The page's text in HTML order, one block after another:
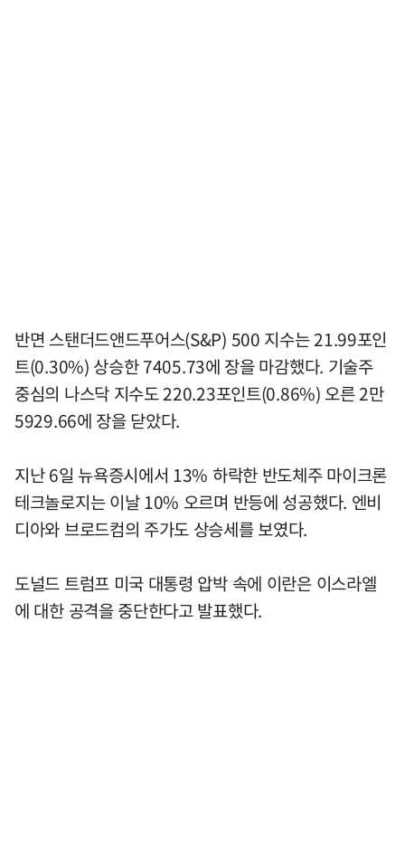
반면 스탠더드앤드푸어스(S&P) 500 지수는 21.99포인
트(0.30%) 상승한 7405.73에 장을 마감했다. 기술주
중심의 나스닥 지수도 220.23포인트(0.86%) 오른 2만
5929.66에 장을 닫았다.
지난 6일 뉴욕증시에서 13% 하락한 반도체주 마이크론
테크놀로지는 이날 10% 오르며 반등에 성공했다. 엔비
디아와 브로드컴의 주가도 상승세를 보였다.
도널드 트럼프 미국 대통령 압박 속에 이란은 이스라엘
에 대한 공격을 중단한다고 발표했다.